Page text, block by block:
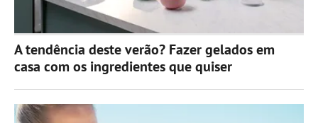
A tendência deste verão? Fazer gelados em
casa com os ingredientes que quiser